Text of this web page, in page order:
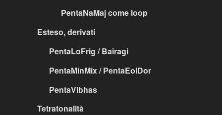
PentaNaMaj come loop
Esteso, derivati
PentaLoFrig / Bairagi
PentaMinMix / PentaEolDor
PentaVibhas
Tetratonalità